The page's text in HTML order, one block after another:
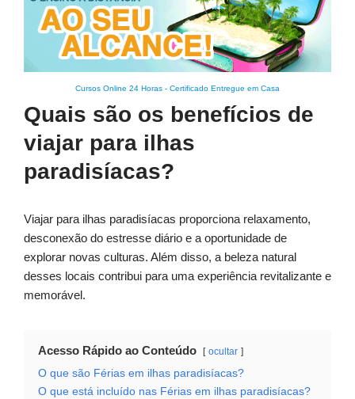
Cursos Online 24 Horas - Certificado Entregue em Casa
Quais são os benefícios de
viajar para ilhas
paradisíacas?
Viajar para ilhas paradisíacas proporciona relaxamento,
desconexão do estresse diário e a oportunidade de
explorar novas culturas. Além disso, a beleza natural
desses locais contribui para uma experiência revitalizante e
memorável.
Acesso Rápido ao Conteúdo ocultar
O que são Férias em ilhas paradisíacas?
O que está incluído nas Férias em ilhas paradisíacas?